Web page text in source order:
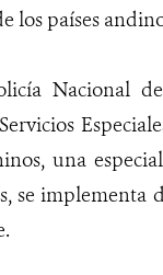
los países
Nacional
una
se implementa